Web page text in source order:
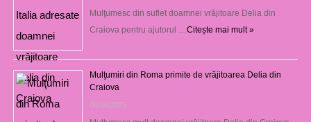
Mulţumesc din suflet doamnei vrăjitoare Delia din
Craiova pentru ajutorul … Citește mai mult »
Mulţumiri din Roma primite de vrăjitoarea Delia din
Craiova
06/08/2026